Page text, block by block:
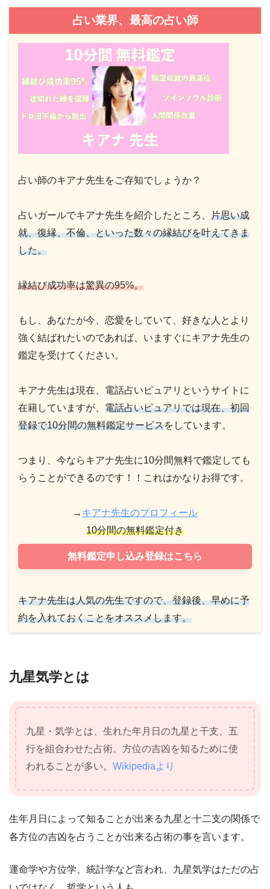
占い業界、最高の占い師
占い師のキアナ先生をご存知でしょうか？
占いガールでキアナ先生を紹介したところ、 片思い成
就、復縁、不倫、といった数々の縁結びを叶えてきま
した。
縁結び成功率は驚異の95%。
もし、あなたが今、恋愛をしていて、好きな人とより
強く結ばれたいのであれば、いますぐにキアナ先生の
鑑定を受けてください。
キアナ先生は現在、電話占いピュアリというサイトに
在籍していますが、 電話占いピュアリでは現在、初回
登録で10分間の無料鑑定サービスをしています。
つまり、今ならキアナ先生に10分間無料で鑑定しても
らうことができるのです！！これはかなりお得です。
→ キアナ先生のプロフィール
10分間の無料鑑定付き
無料鑑定申し込み登録はこちら
キアナ先生は人気の先生ですので、登録後、早めに予
約を入れておくことをオススメします。
九星気学とは
九星・気学とは、生れた年月日の九星と干支、五
行を組合わせた占術。方位の吉凶を知るために使
われることが多い。 Wikipediaより
生年月日によって知ることが出来る九星と十二支の関係で
各方位の吉凶を占うことが出来る占術の事を言います。
運命学や方位学、統計学など言われ、九星気学はただの占